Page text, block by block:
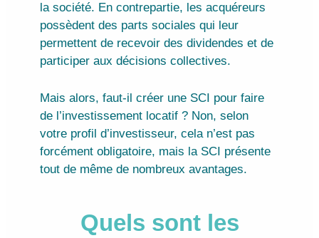
la société. En contrepartie, les acquéreurs
possèdent des parts sociales qui leur
permettent de recevoir des dividendes et de
participer aux décisions collectives.
Mais alors, faut-il créer une SCI pour faire
de l’investissement locatif ? Non, selon
votre profil d’investisseur, cela n’est pas
forcément obligatoire, mais la SCI présente
tout de même de nombreux avantages.
Quels sont les